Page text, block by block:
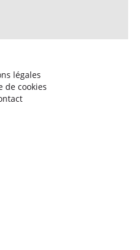
légales
de cookies